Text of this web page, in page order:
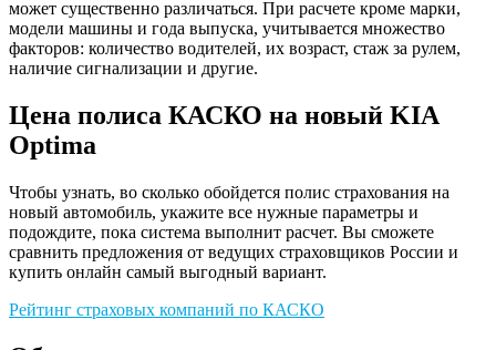
может существенно различаться. При расчете кроме марки,
модели машины и года выпуска, учитывается множество
факторов: количество водителей, их возраст, стаж за рулем,
наличие сигнализации и другие.
Цена полиса КАСКО на новый KIA
Optima
Чтобы узнать, во сколько обойдется полис страхования на
новый автомобиль, укажите все нужные параметры и
подождите, пока система выполнит расчет. Вы сможете
сравнить предложения от ведущих страховщиков России и
купить онлайн самый выгодный вариант.
Рейтинг страховых компаний по КАСКО